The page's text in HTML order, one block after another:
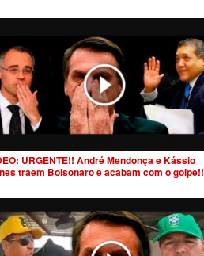
URGENTE!! André Mendonça e Kássio
traem Bolsonaro e acabam com o golpe!!